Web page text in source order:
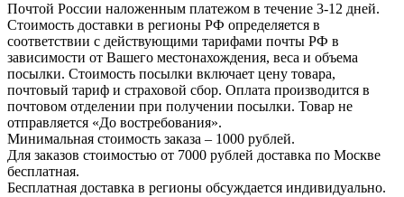
Почтой России наложенным платежом в течение 3-12 дней.
Стоимость доставки в регионы РФ определяется в
соответствии с действующими тарифами почты РФ в
зависимости от Вашего местонахождения, веса и объема
посылки. Стоимость посылки включает цену товара,
почтовый тариф и страховой сбор. Оплата производится в
почтовом отделении при получении посылки. Товар не
отправляется «До востребования».
Минимальная стоимость заказа – 1000 рублей.
Для заказов стоимостью от 7000 рублей доставка по Москве
бесплатная.
Бесплатная доставка в регионы обсуждается индивидуально.